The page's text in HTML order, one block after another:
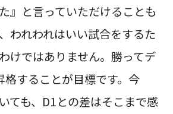
』と言っていただけることも
われわれはいい試合をするた
けではありません。勝ってデ
格することが目標です。今
ても、D1との差はそこまで感